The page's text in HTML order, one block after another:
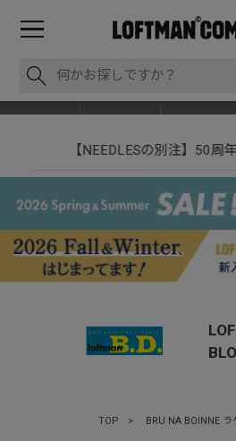
【NEEDLESの別注】50周
TOP > BRU NA BOINNE